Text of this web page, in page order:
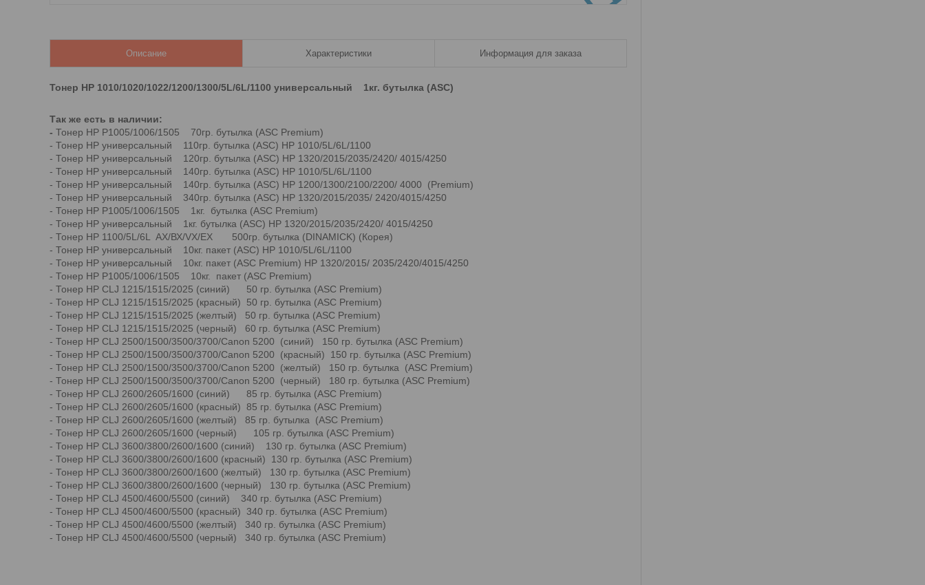
Описание Характеристики Информация для заказа
Тонер HP 1010/1020/1022/1200/1300/5L/6L/1100 универсальный 1кг. бутылка (ASC)
Так же есть в наличии:
- Тонер HP P1005/1006/1505 70гр. бутылка (ASC Premium)
- Тонер HP универсальный 110гр. бутылка (ASC) HP 1010/5L/6L/1100
- Тонер HP универсальный 120гр. бутылка (ASC) HP 1320/2015/2035/2420/ 4015/4250
- Тонер HP универсальный 140гр. бутылка (ASC) HP 1010/5L/6L/1100
- Тонер HP универсальный 140гр. бутылка (ASC) HP 1200/1300/2100/2200/ 4000 (Premium)
- Тонер HP универсальный 340гр. бутылка (ASC) HP 1320/2015/2035/ 2420/4015/4250
- Тонер HP P1005/1006/1505 1кг. бутылка (ASC Premium)
- Тонер HP универсальный 1кг. бутылка (ASC) HP 1320/2015/2035/2420/ 4015/4250
- Тонер HP 1100/5L/6L AX/ВХ/VX/EX 500гр. бутылка (DINAMICK) (Корея)
- Тонер HP универсальный 10кг. пакет (ASC) HP 1010/5L/6L/1100
- Тонер HP универсальный 10кг. пакет (ASC Premium) HP 1320/2015/ 2035/2420/4015/4250
- Тонер HP P1005/1006/1505 10кг. пакет (ASC Premium)
- Тонер HP CLJ 1215/1515/2025 (синий) 50 гр. бутылка (ASC Premium)
- Тонер HP CLJ 1215/1515/2025 (красный) 50 гр. бутылка (ASC Premium)
- Тонер HP CLJ 1215/1515/2025 (желтый) 50 гр. бутылка (ASC Premium)
- Тонер HP CLJ 1215/1515/2025 (черный) 60 гр. бутылка (ASC Premium)
- Тонер HP CLJ 2500/1500/3500/3700/Canon 5200 (синий) 150 гр. бутылка (ASC Premium)
- Тонер HP CLJ 2500/1500/3500/3700/Canon 5200 (красный) 150 гр. бутылка (ASC Premium)
- Тонер HP CLJ 2500/1500/3500/3700/Canon 5200 (желтый) 150 гр. бутылка (ASC Premium)
- Тонер HP CLJ 2500/1500/3500/3700/Canon 5200 (черный) 180 гр. бутылка (ASC Premium)
- Тонер HP CLJ 2600/2605/1600 (синий) 85 гр. бутылка (ASC Premium)
- Тонер HP CLJ 2600/2605/1600 (красный) 85 гр. бутылка (ASC Premium)
- Тонер HP CLJ 2600/2605/1600 (желтый) 85 гр. бутылка (ASC Premium)
- Тонер HP CLJ 2600/2605/1600 (черный) 105 гр. бутылка (ASC Premium)
- Тонер HP CLJ 3600/3800/2600/1600 (синий) 130 гр. бутылка (ASC Premium)
- Тонер HP CLJ 3600/3800/2600/1600 (красный) 130 гр. бутылка (ASC Premium)
- Тонер HP CLJ 3600/3800/2600/1600 (желтый) 130 гр. бутылка (ASC Premium)
- Тонер HP CLJ 3600/3800/2600/1600 (черный) 130 гр. бутылка (ASC Premium)
- Тонер HP CLJ 4500/4600/5500 (синий) 340 гр. бутылка (ASC Premium)
- Тонер HP CLJ 4500/4600/5500 (красный) 340 гр. бутылка (ASC Premium)
- Тонер HP CLJ 4500/4600/5500 (желтый) 340 гр. бутылка (ASC Premium)
- Тонер HP CLJ 4500/4600/5500 (черный) 340 гр. бутылка (ASC Premium)